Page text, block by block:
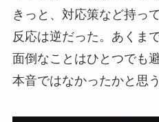
きっと、対応策など持っ
反応は逆だった。あくま
面倒なことはひとつでも
本音ではなかったかと思う